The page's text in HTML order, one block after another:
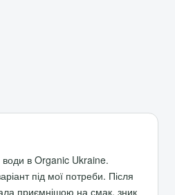
в Organic Ukraine.
під мої потреби. Після
приємнішою на смак, зник